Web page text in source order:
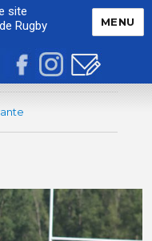
site
Rugby
MENU